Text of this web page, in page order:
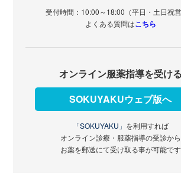
受付時間：10:00～18:00（平日・土日祝営
よくある質問はこちら
オンライン服薬指導を受ける
SOKUYAKUウェブ版へ
「SOKUYAKU」 を利用すれば
オンライン診療・服薬指導の受診から
お薬を郵送にて受け取る事が可能です